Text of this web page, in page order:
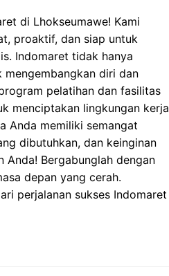
di Lhokseumawe! Kami
proaktif, dan siap untuk
Indomaret tidak hanya
mengembangkan diri dan
pelatihan dan fasilitas
menciptakan lingkungan kerja
Anda memiliki semangat
dibutuhkan, dan keinginan
Anda! Bergabunglah dengan
depan yang cerah.
perjalanan sukses Indomaret